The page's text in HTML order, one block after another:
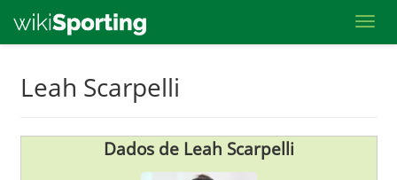
Leah Scarpelli
Dados de Leah Scarpelli